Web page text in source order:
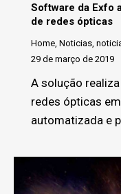
Software da Exfo
de redes ópticas
Home Noticias
29 de março de 2019
A solução
redes ópticas
automatizada e